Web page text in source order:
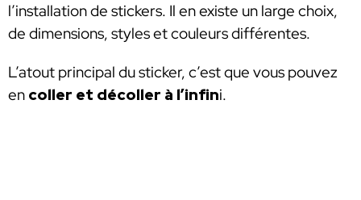
l’installation de stickers. Il en existe un large choix,
de dimensions, styles et couleurs différentes.
L’atout principal du sticker, c’est que vous pouvez
en coller et décoller à l’infini.